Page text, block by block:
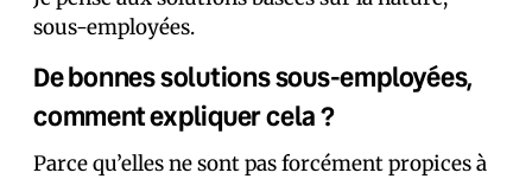
sous-employées.
De bonnes solutions sous-employées,
comment expliquer cela ?
Parce qu’elles ne sont pas forcément propices à